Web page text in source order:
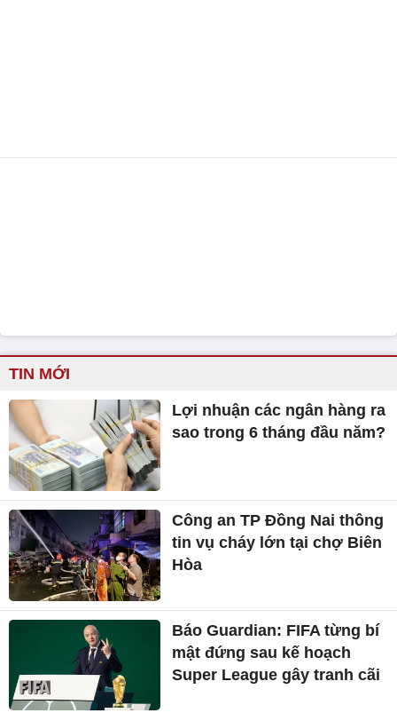
TIN MỚI
Lợi nhuận các ngân hàng ra
sao trong 6 tháng đầu năm?
Công an TP Đồng Nai thông
tin vụ cháy lớn tại chợ Biên
Hòa
Báo Guardian: FIFA từng bí
mật đứng sau kế hoạch
Super League gây tranh cãi